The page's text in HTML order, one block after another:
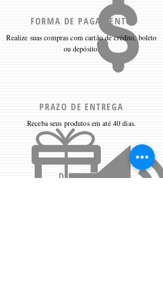
FORMA DE PAGAMENTO
Realize suas compras com cartão de crédito, boleto
ou depósito.
PRAZO DE ENTREGA
Receba seus produtos em até 40 dias.
DUVIDAS?